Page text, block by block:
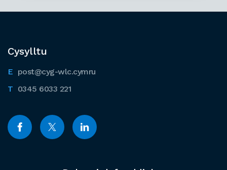
Cysylltu
post@cyg-wlc.cymru
0345 6033 221